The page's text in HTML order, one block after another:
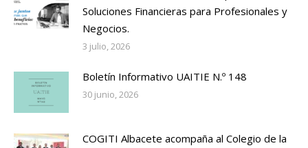
Soluciones Financieras para Profesionales y
Negocios.
3 julio, 2026
Boletín Informativo UAITIE N.º 148
30 junio, 2026
COGITI Albacete acompaña al Colegio de la